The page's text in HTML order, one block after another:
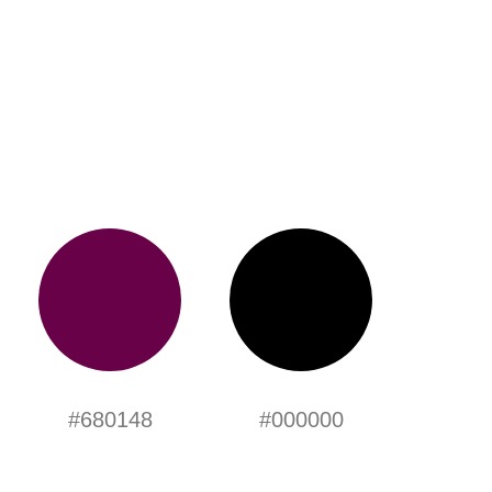
#680148 #000000